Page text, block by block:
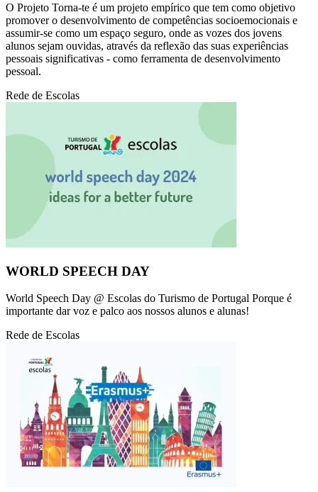
O Projeto Torna-te é um projeto empírico que tem como objetivo
promover o desenvolvimento de competências socioemocionais e
assumir-se como um espaço seguro, onde as vozes dos jovens
alunos sejam ouvidas, através da reflexão das suas experiências
pessoais significativas - como ferramenta de desenvolvimento
pessoal.
Rede de Escolas
WORLD SPEECH DAY
World Speech Day @ Escolas do Turismo de Portugal Porque é
importante dar voz e palco aos nossos alunos e alunas!
Rede de Escolas